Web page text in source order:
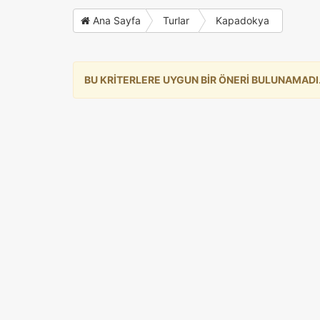
Ana Sayfa Turlar Kapadokya
BU KRİTERLERE UYGUN BİR ÖNERİ